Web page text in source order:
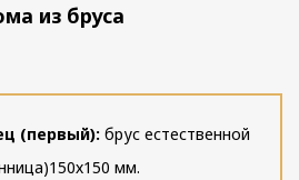
из бруса
(первый): брус естественной
мм.